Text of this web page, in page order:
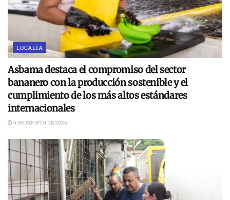
LOCALÍA
Asbama destaca el compromiso del sector
bananero con la producción sostenible y el
cumplimiento de los más altos estándares
internacionales
6 DE AGOSTO DE 2026